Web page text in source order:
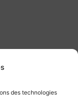
des technologies